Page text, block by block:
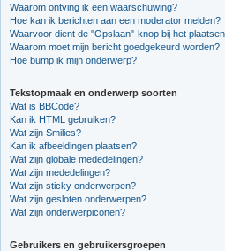
Waarom ontving ik een waarschuwing?
Hoe kan ik berichten aan een moderator melden?
Waarvoor dient de "Opslaan"-knop bij het
Waarom moet mijn bericht goedgekeurd worden?
Hoe bump ik mijn onderwerp?
Tekstopmaak en onderwerp soorten
Wat is BBCode?
Kan ik HTML gebruiken?
Wat zijn Smilies?
Kan ik afbeeldingen plaatsen?
Wat zijn globale mededelingen?
Wat zijn mededelingen?
Wat zijn sticky onderwerpen?
Wat zijn gesloten onderwerpen?
Wat zijn onderwerpiconen?
Gebruikers en gebruikersgroepen